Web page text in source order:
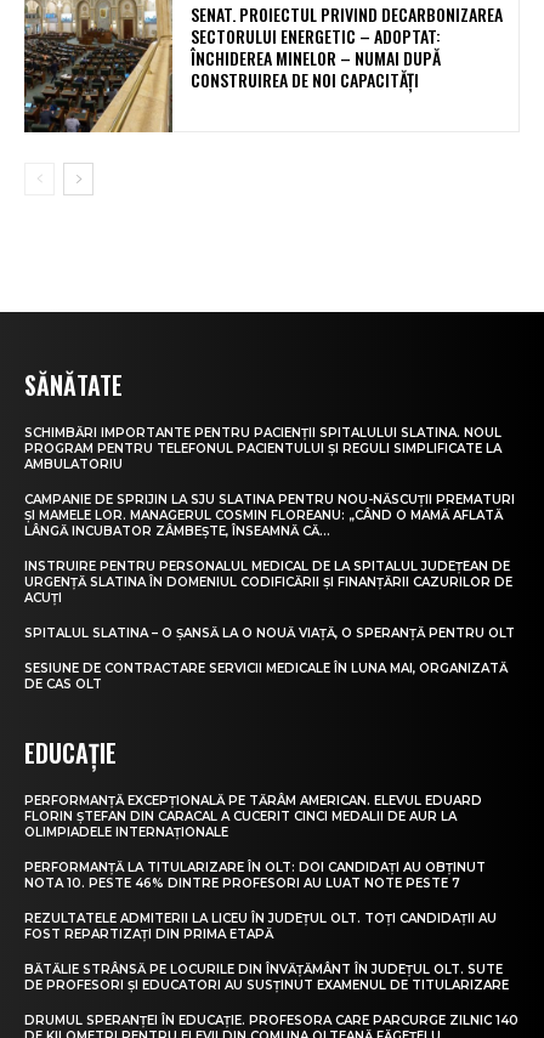
SENAT. PROIECTUL PRIVIND DECARBONIZAREA
SECTORULUI ENERGETIC – ADOPTAT:
ÎNCHIDEREA MINELOR – NUMAI DUPĂ
CONSTRUIREA DE NOI CAPACITĂȚI
SĂNĂTATE
SCHIMBĂRI IMPORTANTE PENTRU PACIENȚII SPITALULUI SLATINA. NOUL
PROGRAM PENTRU TELEFONUL PACIENTULUI ȘI REGULI SIMPLIFICATE LA
AMBULATORIU
CAMPANIE DE SPRIJIN LA SJU SLATINA PENTRU NOU-NĂSCUȚII PREMATURI
ȘI MAMELE LOR. MANAGERUL COSMIN FLOREANU: „CÂND O MAMĂ AFLATĂ
LÂNGĂ INCUBATOR ZÂMBEȘTE, ÎNSEAMNĂ CĂ...
INSTRUIRE PENTRU PERSONALUL MEDICAL DE LA SPITALUL JUDEȚEAN DE
URGENȚĂ SLATINA ÎN DOMENIUL CODIFICĂRII ȘI FINANȚĂRII CAZURILOR DE
ACUȚI
SPITALUL SLATINA – O ȘANSĂ LA O NOUĂ VIAȚĂ, O SPERANȚĂ PENTRU OLT
SESIUNE DE CONTRACTARE SERVICII MEDICALE ÎN LUNA MAI, ORGANIZATĂ
DE CAS OLT
EDUCAȚIE
PERFORMANȚĂ EXCEPȚIONALĂ PE TĂRÂM AMERICAN. ELEVUL EDUARD
FLORIN ȘTEFAN DIN CARACAL A CUCERIT CINCI MEDALII DE AUR LA
OLIMPIADELE INTERNAȚIONALE
PERFORMANȚĂ LA TITULARIZARE ÎN OLT: DOI CANDIDAȚI AU OBȚINUT
NOTA 10. PESTE 46% DINTRE PROFESORI AU LUAT NOTE PESTE 7
REZULTATELE ADMITERII LA LICEU ÎN JUDEȚUL OLT. TOȚI CANDIDAȚII AU
FOST REPARTIZAȚI DIN PRIMA ETAPĂ
BĂTĂLIE STRÂNSĂ PE LOCURILE DIN ÎNVĂȚĂMÂNT ÎN JUDEȚUL OLT. SUTE
DE PROFESORI ȘI EDUCATORI AU SUSȚINUT EXAMENUL DE TITULARIZARE
DRUMUL SPERANȚEI ÎN EDUCAȚIE. PROFESORA CARE PARCURGE ZILNIC 140